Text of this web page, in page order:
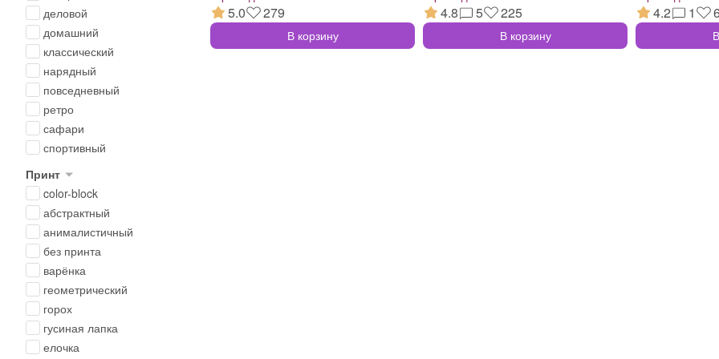
деловой
домашний
классический
нарядный
повседневный
ретро
сафари
спортивный
Принт
color-block
абстрактный
анималистичный
без принта
варёнка
геометрический
горох
гусиная лапка
елочка
5.0 279
В корзину
4.8 5 225
В корзину
4.2 1